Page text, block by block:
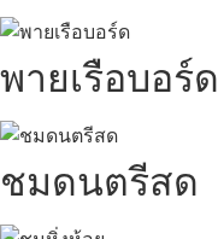
พายเรือบอร์ด
ชมดนตรีสด